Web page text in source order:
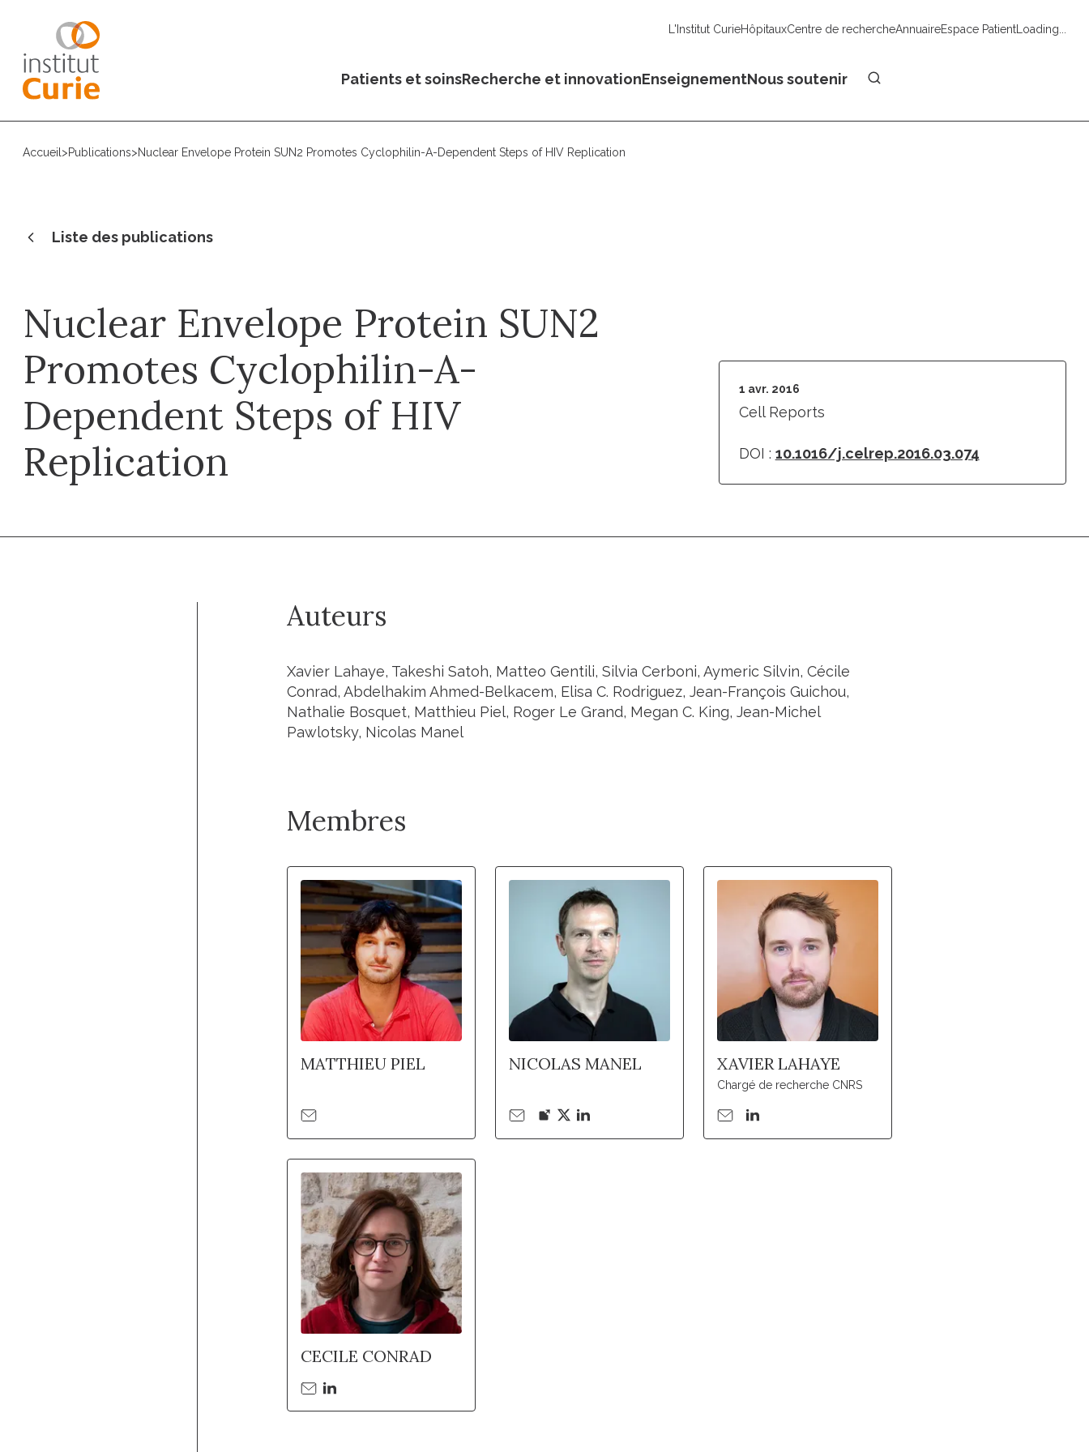
L'Institut CurieHôpitauxCentre de rechercheAnnuaireEspace PatientLoading...
Patients et soinsRecherche et innovationEnseignementNous soutenir
Accueil >Publications>Nuclear Envelope Protein SUN2 Promotes Cyclophilin-A-Dependent Steps of HIV Replication
Liste des publications
Nuclear Envelope Protein SUN2
Promotes Cyclophilin-A-
Dependent Steps of HIV
Replication
1 avr. 2016
Cell Reports
DOI : 10.1016/j.celrep.2016.03.074
Auteurs
Xavier Lahaye, Takeshi Satoh, Matteo Gentili, Silvia Cerboni, Aymeric Silvin, Cécile
Conrad, Abdelhakim Ahmed-Belkacem, Elisa C. Rodriguez, Jean-François Guichou,
Nathalie Bosquet, Matthieu Piel, Roger Le Grand, Megan C. King, Jean-Michel
Pawlotsky, Nicolas Manel
Membres
MATTHIEU PIEL NICOLAS MANEL XAVIER LAHAYE
Chargé de recherche CNRS
CECILE CONRAD